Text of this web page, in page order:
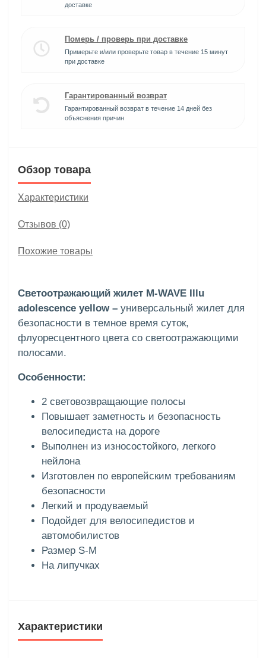
доставке
Померь / проверь при доставке
Примерьте и/или проверьте товар в течение 15 минут
при доставке
Гарантированный возврат
Гарантированный возврат в течение 14 дней без
объяснения причин
Обзор товара
Характеристики
Отзывов (0)
Похожие товары
Светоотражающий жилет M-WAVE Illu
adolescence yellow – универсальный жилет для
безопасности в темное время суток,
флуоресцентного цвета со светоотражающими
полосами.
Особенности:
2 световозвращающие полосы
Повышает заметность и безопасность
велосипедиста на дороге
Выполнен из износостойкого, легкого
нейлона
Изготовлен по европейским требованиям
безопасности
Легкий и продуваемый
Подойдет для велосипедистов и
автомобилистов
Размер S-M
На липучках
Характеристики